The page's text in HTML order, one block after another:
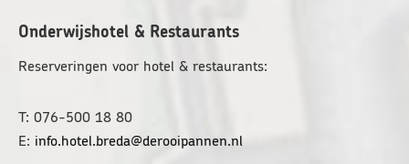
Onderwijshotel & Restaurants
Reserveringen voor hotel & restaurants:
T: 076-500 18 80
E: info.hotel.breda@derooipannen.nl